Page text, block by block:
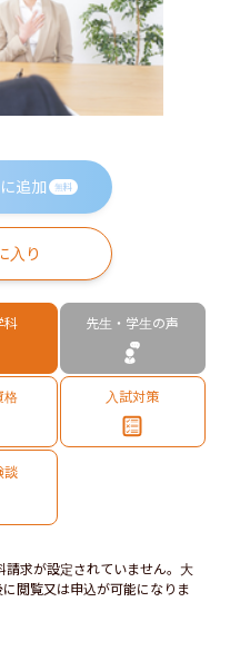
追加 無料
入り
科 先生・学生の声
格 入試対策
談
求が設定されていません。大
閲覧又は申込が可能になりま